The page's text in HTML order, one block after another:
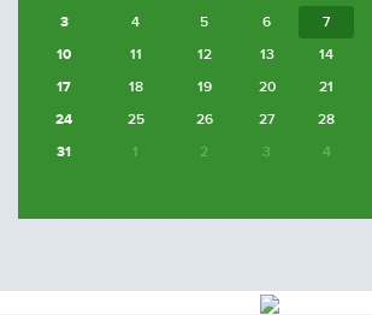
3
4 5 6 7
10
11 12 13 14
17
18 19 20 21
24
25 26 27 28
31
1 2 3 4